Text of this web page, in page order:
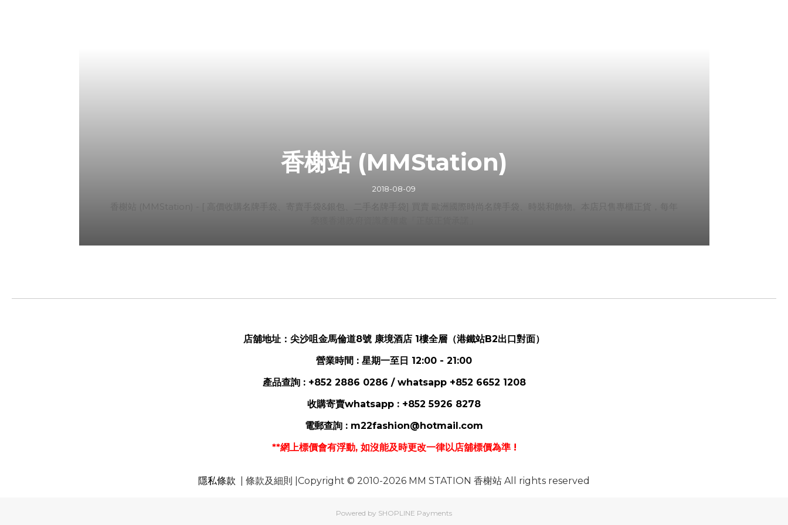
香榭站 (MMStation)
2018-08-09
香榭站 (MMStation) - [ 高價收購名牌手袋、寄賣手袋&銀包、二手名牌手袋] 買賣 歐洲國際時尚名牌手袋、時裝和飾物。本店只售專櫃正貨，每年
店舖地址： 尖沙咀金馬倫道8號 康境酒店 1樓全層（港鐵站B2出口對面）
營業時間 : 星期一至日 12:00 - 21:00
產品查詢 : +852 2886 0286 / whatsapp +852 6652 1208
收購寄賣whatsapp : +852 5926 8278
電郵查詢 : m22fashion@hotmail.com
**網上標價會有浮動, 如沒能及時更改一律以店舖標價為準 !
隱私條款 | 條款及細則 |Copyright © 2010-2026 MM STATION 香榭站 All rights reserved
Powered by SHOPLINE Payments